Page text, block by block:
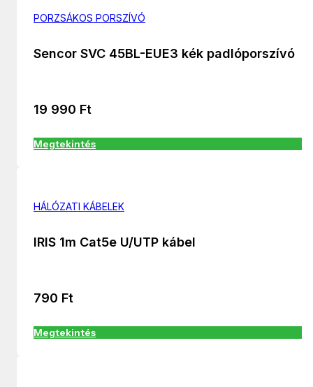
PORZSÁKOS PORSZÍVÓ
Sencor SVC 45BL-EUE3 kék padlóporszívó
19 990 Ft
Megtekintés
HÁLÓZATI KÁBELEK
IRIS 1m Cat5e U/UTP kábel
790 Ft
Megtekintés